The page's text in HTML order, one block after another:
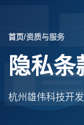
首页/资质与服务
隐私条
杭州雄伟科技开